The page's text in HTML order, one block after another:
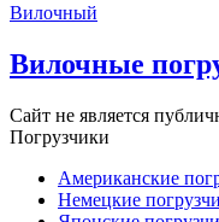
Вилочный
Вилочные
Сайт не является
Погрузчики
Американские
Немецкие